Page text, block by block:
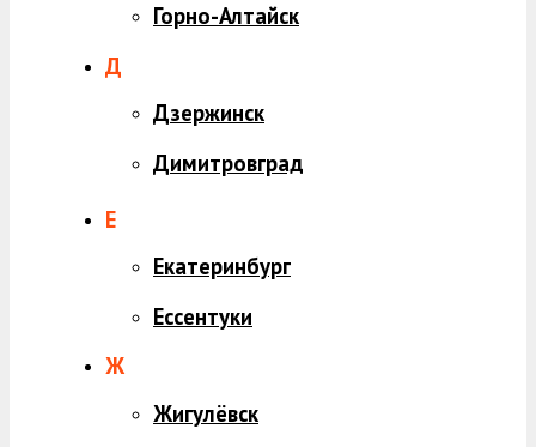
Горно-Алтайск
Д
Дзержинск
Димитровград
Е
Екатеринбург
Ессентуки
Ж
Жигулёвск